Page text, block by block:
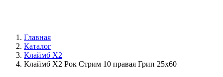
Главная
Каталог
Клаймб X2
Клаймб Х2 Рок Стрим 10 правая Грип 25x60